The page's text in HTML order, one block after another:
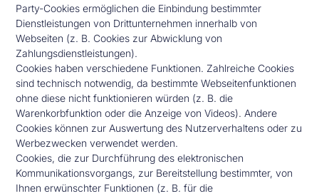
Party-Cookies ermöglichen die Einbindung bestimmter
Dienstleistungen von Drittunternehmen innerhalb von
Webseiten (z. B. Cookies zur Abwicklung von
Zahlungsdienstleistungen).
Cookies haben verschiedene Funktionen. Zahlreiche Cookies
sind technisch notwendig, da bestimmte Webseitenfunktionen
ohne diese nicht funktionieren würden (z. B. die
Warenkorbfunktion oder die Anzeige von Videos). Andere
Cookies können zur Auswertung des Nutzerverhaltens oder zu
Werbezwecken verwendet werden.
Cookies, die zur Durchführung des elektronischen
Kommunikationsvorgangs, zur Bereitstellung bestimmter, von
Ihnen erwünschter Funktionen (z. B. für die